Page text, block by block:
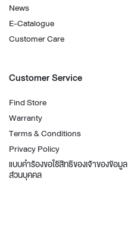
News
E-Catalogue
Customer Care
Customer Service
Find Store
Warranty
Terms & Conditions
Privacy Policy
แบบคำร้องขอใช้สิทธิของเจ้าของข้อมูล
ส่วนบุคคล